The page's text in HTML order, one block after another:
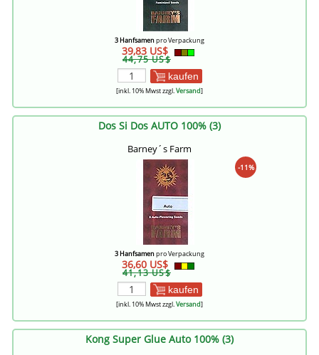
3 Hanfsamenpro Verpackung
39,83 US$
44,75 US$
kaufen
[inkl. 10% Mwst zzgl.Versand]
Dos Si Dos AUTO 100% (3)
Barney´s Farm
-11%
3 Hanfsamenpro Verpackung
36,60 US$
41,13 US$
kaufen
[inkl. 10% Mwst zzgl.Versand]
Kong Super Glue Auto 100% (3)